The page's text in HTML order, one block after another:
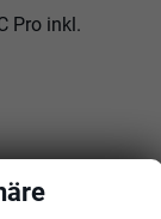
Pro inkl.